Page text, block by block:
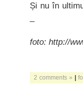
Și nu în
foto: http://
2 comments » |